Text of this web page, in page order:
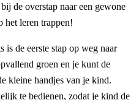
de overstap naar een gewone
het leren trappen!
de eerste stap op weg naar
groen en je kunt de
kleine handjes van je kind.
te bedienen, zodat je kind de